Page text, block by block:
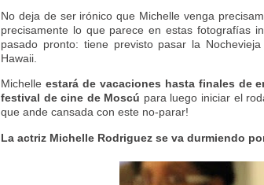
No deja de ser irónico que Michelle venga
precisamente lo que parece en estas fotografías
pasado pronto: tiene previsto pasar la
Hawaii.
Michelle estará de vacaciones hasta finales de
festival de cine de Moscú para luego iniciar el
que ande cansada con este no-parar!
La actriz Michelle Rodriguez se va durmiendo